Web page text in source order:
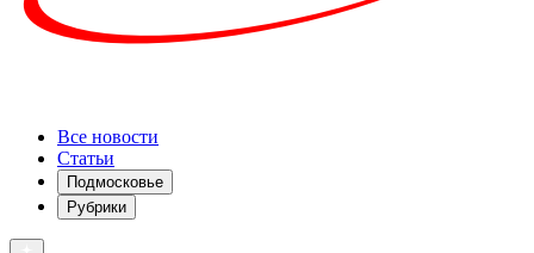
Все новости
Статьи
Подмосковье
Рубрики